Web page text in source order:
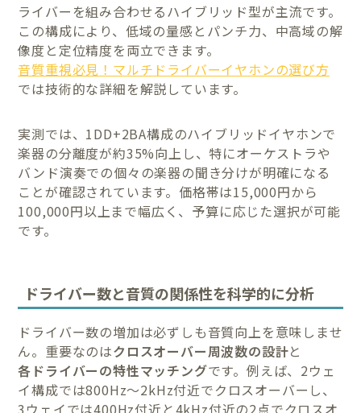
ライバーを組み合わせるハイブリッド型が主流です。
この構成により、低域の量感とパンチ力、中高域の解
像度と定位精度を両立できます。
音質重視必見！マルチドライバーイヤホンの選び方
では技術的な詳細を解説しています。
実測では、1DD+2BA構成のハイブリッドイヤホンで
楽器の分離度が約35%向上し、特にオーケストラや
バンド演奏での個々の楽器の聞き分けが明確になる
ことが確認されています。価格帯は15,000円から
100,000円以上まで幅広く、予算に応じた選択が可能
です。
ドライバー数と音質の関係性を科学的に分析
ドライバー数の増加は必ずしも音質向上を意味しませ
ん。重要なのはクロスオーバー周波数の設計と
各ドライバーの特性マッチングです。例えば、2ウェ
イ構成では800Hz～2kHz付近でクロスオーバーし、
3ウェイでは400Hz付近と4kHz付近の2点でクロスオ